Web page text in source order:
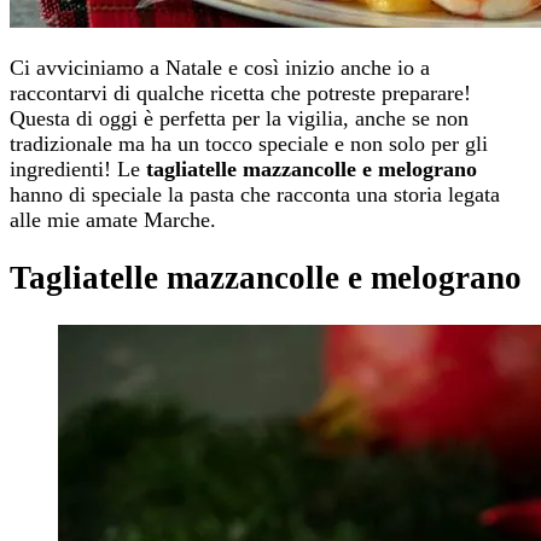
Ci avviciniamo a Natale e così inizio anche io a
raccontarvi di qualche ricetta che potreste preparare!
Questa di oggi è perfetta per la vigilia, anche se non
tradizionale ma ha un tocco speciale e non solo per gli
ingredienti! Le tagliatelle mazzancolle e melograno
hanno di speciale la pasta che racconta una storia legata
alle mie amate Marche.
Tagliatelle mazzancolle e melograno